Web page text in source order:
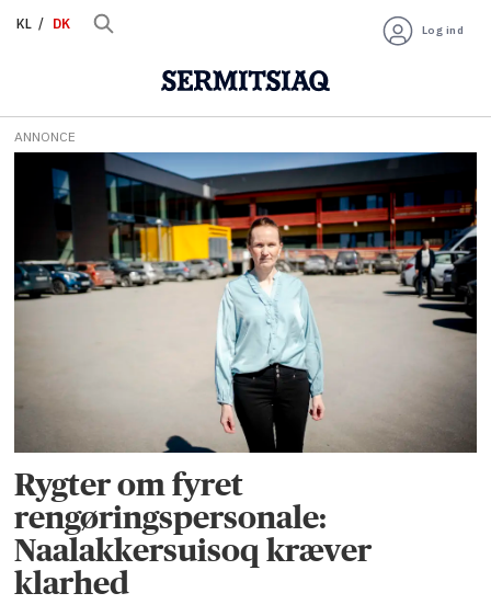
KL DK Log ind
Tag:
rengøringspersonale
ANNONCE
Rygter om fyret
rengøringspersonale:
Naalakkersuisoq kræver
klarhed